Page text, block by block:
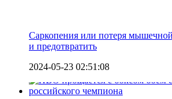
Саркопения или потеря
и предотвратить
2024-05-23 02:51:08